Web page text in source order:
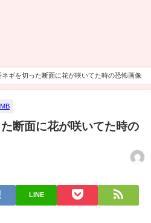
ネギを切った断面に花が咲いてた時の恐怖画像
断面に花が咲いてた時の
LINE